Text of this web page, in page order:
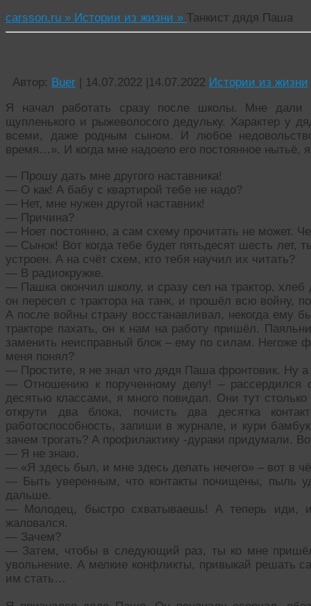
carsson.ru » Истории из жизни » Танкист дядя Паша
Автор: Buer | 14.07.2022 |14.07.2022 Истории из жизни
Я начал работать сразу после школы. Мне дали
щупленького и рыжеволосого дедульку. Характер
всеми, даже родным сыном. И любое
время…». И когда мне надоело его постоянное нытьё,
— Прошу дать мне другого наставника!
— О как! А бабу с квартирой тебе не надо?
— Нет, мне нужен другой наставник!
— Причина?
— Ноет постоянно, а сам схему прочитать не может.
— Сынок! Вот когда тебе будет пятьдесят шесть лет,
устроен. А на счёт схем, кто тебя научил их читать?
— В радиокружке.
— Пашка окончил школу, и сразу сел на трактор, хлеб
он пересел с трактора на танк, и прошёл всю войну,
А после войны страну восстанавливал, некогда ему
тракторе пахать, он к нам на работу пришёл.
заменить неисправный блок – ему по силам. Негоже
меня понял?
— Простите, я не знал что дядя Паша фронтовик. Ну
— Отношению к порученному делу! – рассердился
десятью классами, я много повидал. Они тут
открути два блока, почисть два десятка
работоспособность, запиши в журнале, и кури
зачем трогать? А профилактику -дураки придумали.
— Я не знаю.
— «Я здесь был, и мне здесь делать нечего» – вот в
— Быть уверенным, что контакты почищены, пыль
дальше.
— Молодец, быстро схватываешь! А теперь иди,
жаловался.
— Зачем?
— Затем, чтобы в следующий раз, ты ко мне
увольнение. А мелкие конфликты, привыкай решать
им стать…